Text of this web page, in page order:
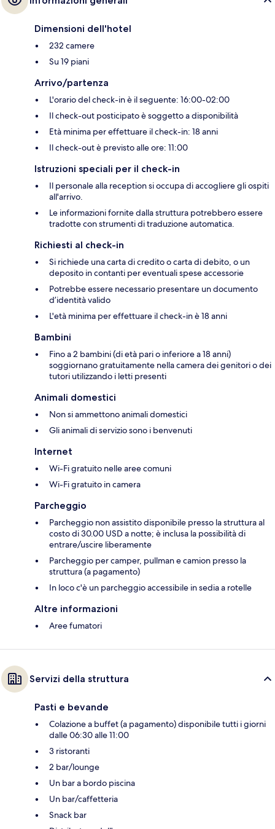
Dimensioni dell'hotel
232 camere
Su 19 piani
Arrivo/partenza
L'orario del check-in è il seguente: 16:00-02:00
Il check-out posticipato è soggetto a disponibilità
Età minima per effettuare il check-in: 18 anni
Il check-out è previsto alle ore: 11:00
Istruzioni speciali per il check-in
Il personale alla reception si occupa di accogliere gli ospiti
all'arrivo.
Le informazioni fornite dalla struttura potrebbero essere
tradotte con strumenti di traduzione automatica.
Richiesti al check-in
Si richiede una carta di credito o carta di debito, o un
deposito in contanti per eventuali spese accessorie
Potrebbe essere necessario presentare un documento
d’identità valido
L'età minima per effettuare il check-in è 18 anni
Bambini
Fino a 2 bambini (di età pari o inferiore a 18 anni)
soggiornano gratuitamente nella camera dei genitori o dei
tutori utilizzando i letti presenti
Animali domestici
Non si ammettono animali domestici
Gli animali di servizio sono i benvenuti
Internet
Wi-Fi gratuito nelle aree comuni
Wi-Fi gratuito in camera
Parcheggio
Parcheggio non assistito disponibile presso la struttura al
costo di 30.00 USD a notte; è inclusa la possibilità di
entrare/uscire liberamente
Parcheggio per camper, pullman e camion presso la
struttura (a pagamento)
In loco c'è un parcheggio accessibile in sedia a rotelle
Altre informazioni
Aree fumatori
Servizi della struttura
Pasti e bevande
Colazione a buffet (a pagamento) disponibile tutti i giorni
dalle 06:30 alle 11:00
3 ristoranti
2 bar/lounge
Un bar a bordo piscina
Un bar/caffetteria
Snack bar